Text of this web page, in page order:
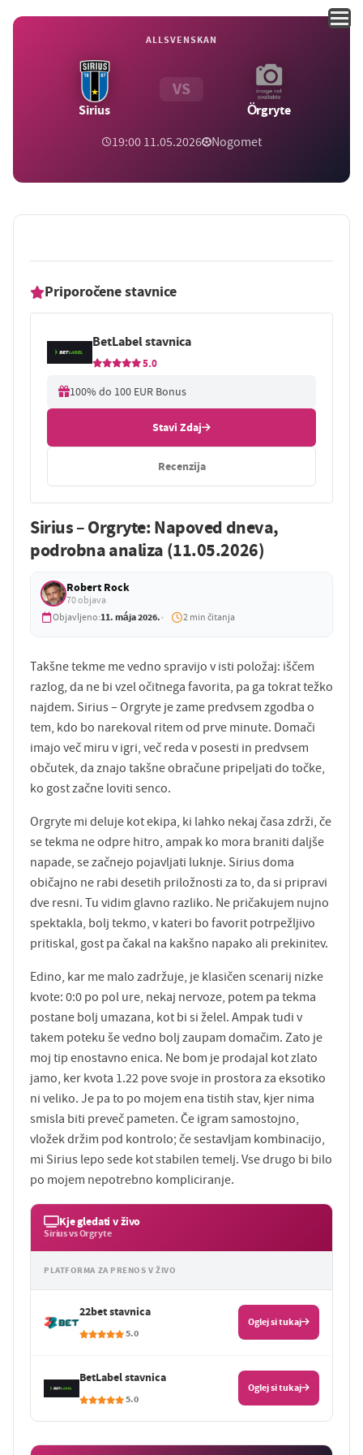
ALLSVENSKAN
Sirius
VS
Örgryte
19:00 11.05.2026 Nogomet
Priporočene stavnice
BetLabel stavnica
5.0
100% do 100 EUR Bonus
Stavi Zdaj
Recenzija
Sirius – Orgryte: Napoved dneva,
podrobna analiza (11.05.2026)
Robert Rock
70 objava
Objavljeno:11. mája 2026. 2 min čitanja
Takšne tekme me vedno spravijo v isti položaj: iščem
razlog, da ne bi vzel očitnega favorita, pa ga tokrat težko
najdem. Sirius – Orgryte je zame predvsem zgodba o
tem, kdo bo narekoval ritem od prve minute. Domači
imajo več miru v igri, več reda v posesti in predvsem
občutek, da znajo takšne obračune pripeljati do točke,
ko gost začne loviti senco.
Orgryte mi deluje kot ekipa, ki lahko nekaj časa zdrži, če
se tekma ne odpre hitro, ampak ko mora braniti daljše
napade, se začnejo pojavljati luknje. Sirius doma
običajno ne rabi desetih priložnosti za to, da si pripravi
dve resni. Tu vidim glavno razliko. Ne pričakujem nujno
spektakla, bolj tekmo, v kateri bo favorit potrpežljivo
pritiskal, gost pa čakal na kakšno napako ali prekinitev.
Edino, kar me malo zadržuje, je klasičen scenarij nizke
kvote: 0:0 po pol ure, nekaj nervoze, potem pa tekma
postane bolj umazana, kot bi si želel. Ampak tudi v
takem poteku še vedno bolj zaupam domačim. Zato je
moj tip enostavno enica. Ne bom je prodajal kot zlato
jamo, ker kvota 1.22 pove svoje in prostora za eksotiko
ni veliko. Je pa to po mojem ena tistih stav, kjer nima
smisla biti preveč pameten. Če igram samostojno,
vložek držim pod kontrolo; če sestavljam kombinacijo,
mi Sirius lepo sede kot stabilen temelj. Vse drugo bi bilo
po mojem nepotrebno kompliciranje.
Kje gledati v živo
Sirius vs Orgryte
PLATFORMA ZA PRENOS V ŽIVO
22bet stavnica
5.0
Oglej si tukaj
BetLabel stavnica
5.0
Oglej si tukaj